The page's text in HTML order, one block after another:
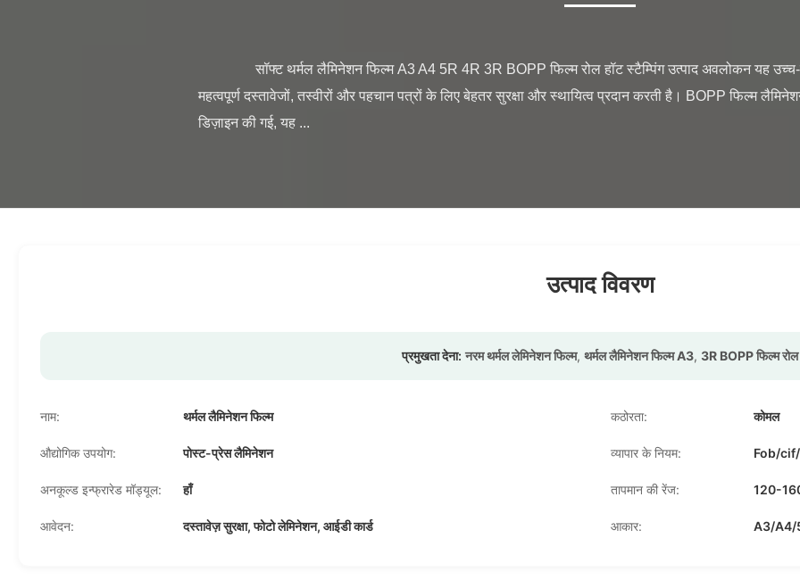
महत्वपूर्ण दस्तावेजों, तस्वीरों और पहचान पत्रों के लिए बेहतर सुरक्षा और स्थायित्व प्रदान करती है। BOPP फिल्म
डिज़ाइन की गई, यह ...
उत्पाद विवरण
प्रमुखता देना: नरम थर्मल लेमिनेशन फिल्म, थर्मल लैमिनेशन फिल्म A3, 3R BOPP फिल्म रोल
नाम: थर्मल लैमिनेशन फिल्म कठोरता: कोमल
औद्योगिक उपयोग: पोस्ट-प्रेस लैमिनेशन व्यापार के नियम: Fob/
अनकूल्ड इन्फ्रारेड मॉड्यूल: हाँ तापमान की रेंज: 120-160
आवेदन: दस्तावेज़ सुरक्षा, फोटो लेमिनेशन, आईडी कार्ड आकार: A3/A4/